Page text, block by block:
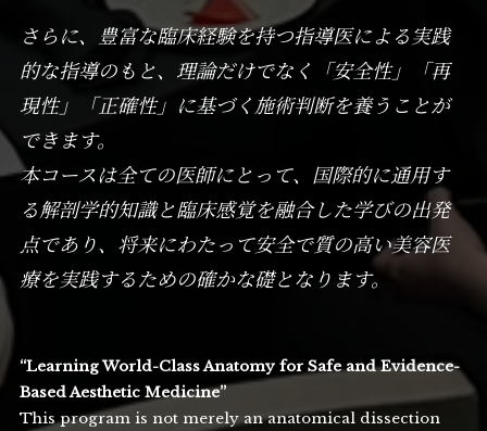
さらに、豊富な臨床経験を持つ指導医による実践
的な指導のもと、理論だけでなく「安全性」「再
現性」「正確性」に基づく施術判断を養うことが
できます。
本コースは全ての医師にとって、国際的に通用す
る解剖学的知識と臨床感覚を融合した学びの出発
点であり、将来にわたって安全で質の高い美容医
療を実践するための確かな礎となります。
“Learning World-Class Anatomy for Safe and Evidence-
Based Aesthetic Medicine”
This program is not merely an anatomical dissection